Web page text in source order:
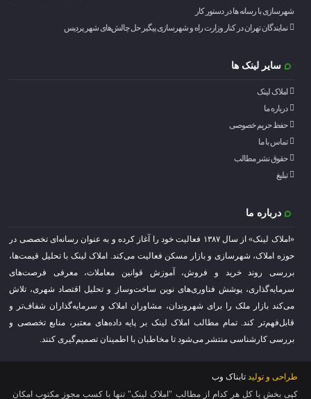
شهرسازی با رسانه ها در دستور کار
نمایندگان تهران در کنار وزارت راه و شهرسازی پیگیر حل چالش‌های شهر پردیس
سایر لینک ها
املاک لینک
درباره ما
حفظ حریم خصوصی
تماس با ما
حقوق نشر مطالب
تبلیغ
درباره ما
«املاک لینک» از سال ۱۳۸۷ فعالیت خود را آغاز کرده و به عنوان رسانه‌ای تخصصی در
حوزه املاک، شهرسازی و بازار مسکن فعالیت می‌کند. املاک لینک با تحلیل قیمت‌ها،
بررسی روند خرید و فروش، آموزش قوانین معاملات، معرفی فرصت‌های
سرمایه‌گذاری، پوشش فناوری‌های نوین ساخت‌وساز و تحلیل اقتصاد شهری، تلاش
می‌کند بازار ملک را برای شهروندان، مشاوران املاک و سرمایه‌گذاران شفاف‌تر و
قابل‌فهم‌تر کند. تمام مطالب املاک لینک بر پایه داده‌های معتبر، منابع تخصصی و
بررسی کارشناسی منتشر می‌شود تا مخاطبان با اطمینان تصمیم‌گیری کنند.
طراحی و تولیدتابناک وب
کپی بخش یا کل هر کدام از مطالب "املاک لینک" تنها با کسب مجوز مکتوب امکان